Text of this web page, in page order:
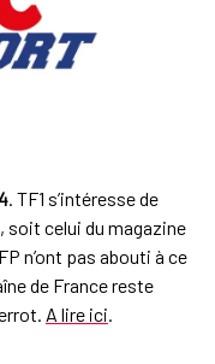
. TF1 s’intéresse de
soit celui du magazine
n’ont pas abouti à ce
de France reste
A lire ici.